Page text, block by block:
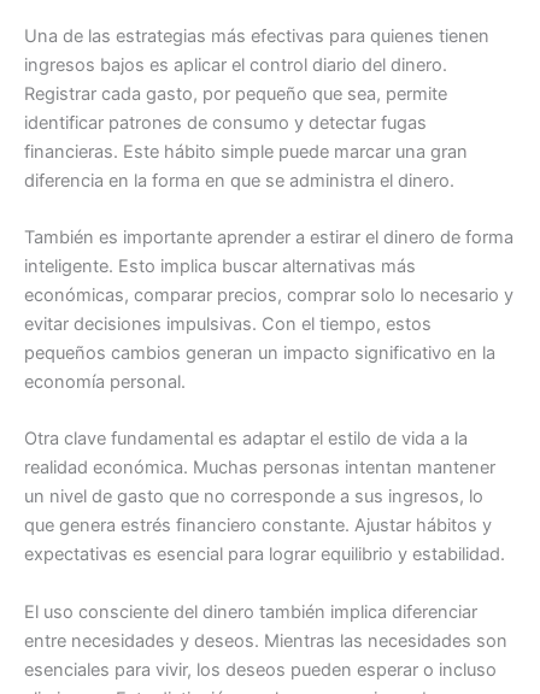
Una de las estrategias más efectivas para quienes tienen
ingresos bajos es aplicar el control diario del dinero.
Registrar cada gasto, por pequeño que sea, permite
identificar patrones de consumo y detectar fugas
financieras. Este hábito simple puede marcar una gran
diferencia en la forma en que se administra el dinero.
También es importante aprender a estirar el dinero de forma
inteligente. Esto implica buscar alternativas más
económicas, comparar precios, comprar solo lo necesario y
evitar decisiones impulsivas. Con el tiempo, estos
pequeños cambios generan un impacto significativo en la
economía personal.
Otra clave fundamental es adaptar el estilo de vida a la
realidad económica. Muchas personas intentan mantener
un nivel de gasto que no corresponde a sus ingresos, lo
que genera estrés financiero constante. Ajustar hábitos y
expectativas es esencial para lograr equilibrio y estabilidad.
El uso consciente del dinero también implica diferenciar
entre necesidades y deseos. Mientras las necesidades son
esenciales para vivir, los deseos pueden esperar o incluso